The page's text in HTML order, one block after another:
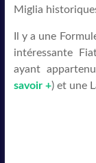
Miglia
Il y a une
intéressante
ayant
savoir +) et une